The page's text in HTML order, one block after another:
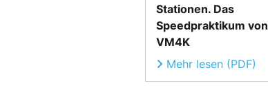
Stationen. Das
Speedpraktikum von
VM4K
Mehr lesen (PDF)